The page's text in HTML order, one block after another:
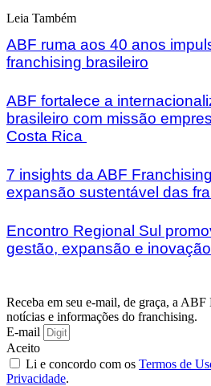
Leia Também
ABF ruma aos 40 anos
franchising brasileiro
ABF fortalece a
brasileiro com missão
Costa Rica
7 insights da ABF
expansão sustentável das
Encontro Regional Sul
gestão, expansão e
Receba em seu e-mail, de graça, a
notícias e informações do franchising.
E-mail
Aceito
Li e concordo com os Termos de
Privacidade.